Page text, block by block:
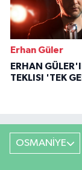
Erhan Güler
ERHAN
TEKLISI 'TEK
OSMANİYE